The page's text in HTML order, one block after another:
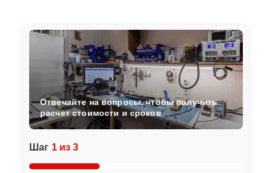
Шаг 1 из 3
Отвечайте на вопросы, чтобы получить
расчет стоимости и сроков